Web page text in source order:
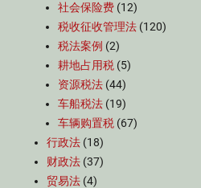
社会保险费 (12)
税收征收管理法 (120)
税法案例 (2)
耕地占用税 (5)
资源税法 (44)
车船税法 (19)
车辆购置税 (67)
行政法 (18)
财政法 (37)
贸易法 (4)